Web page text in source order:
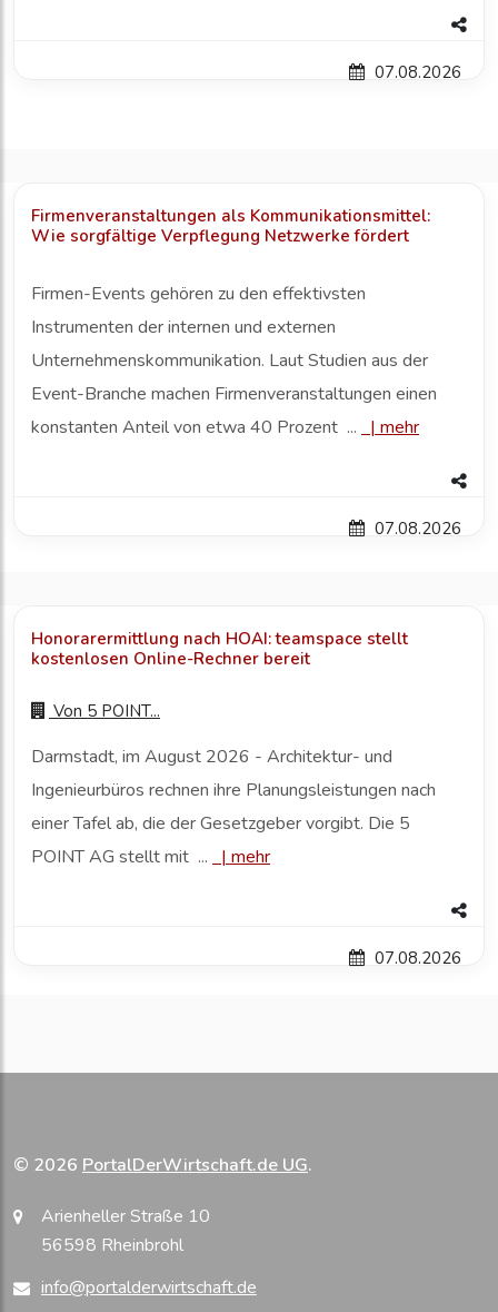
07.08.2026
Firmenveranstaltungen als Kommunikationsmittel:
Wie sorgfältige Verpflegung Netzwerke fördert
Firmen-Events gehören zu den effektivsten
Instrumenten der internen und externen
Unternehmenskommunikation. Laut Studien aus der
Event-Branche machen Firmenveranstaltungen einen
konstanten Anteil von etwa 40 Prozent ...
| mehr
07.08.2026
Honorarermittlung nach HOAI: teamspace stellt
kostenlosen Online-Rechner bereit
Von 5 POINT...
Darmstadt, im August 2026 - Architektur- und
Ingenieurbüros rechnen ihre Planungsleistungen nach
einer Tafel ab, die der Gesetzgeber vorgibt. Die 5
POINT AG stellt mit ...
| mehr
07.08.2026
© 2026 PortalDerWirtschaft.de UG.
Arienheller Straße 10
56598 Rheinbrohl
info@portalderwirtschaft.de